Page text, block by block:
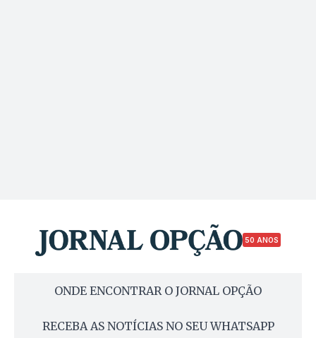
50 ANOS
ONDE ENCONTRAR O JORNAL OPÇÃO
RECEBA AS NOTÍCIAS NO SEU WHATSAPP